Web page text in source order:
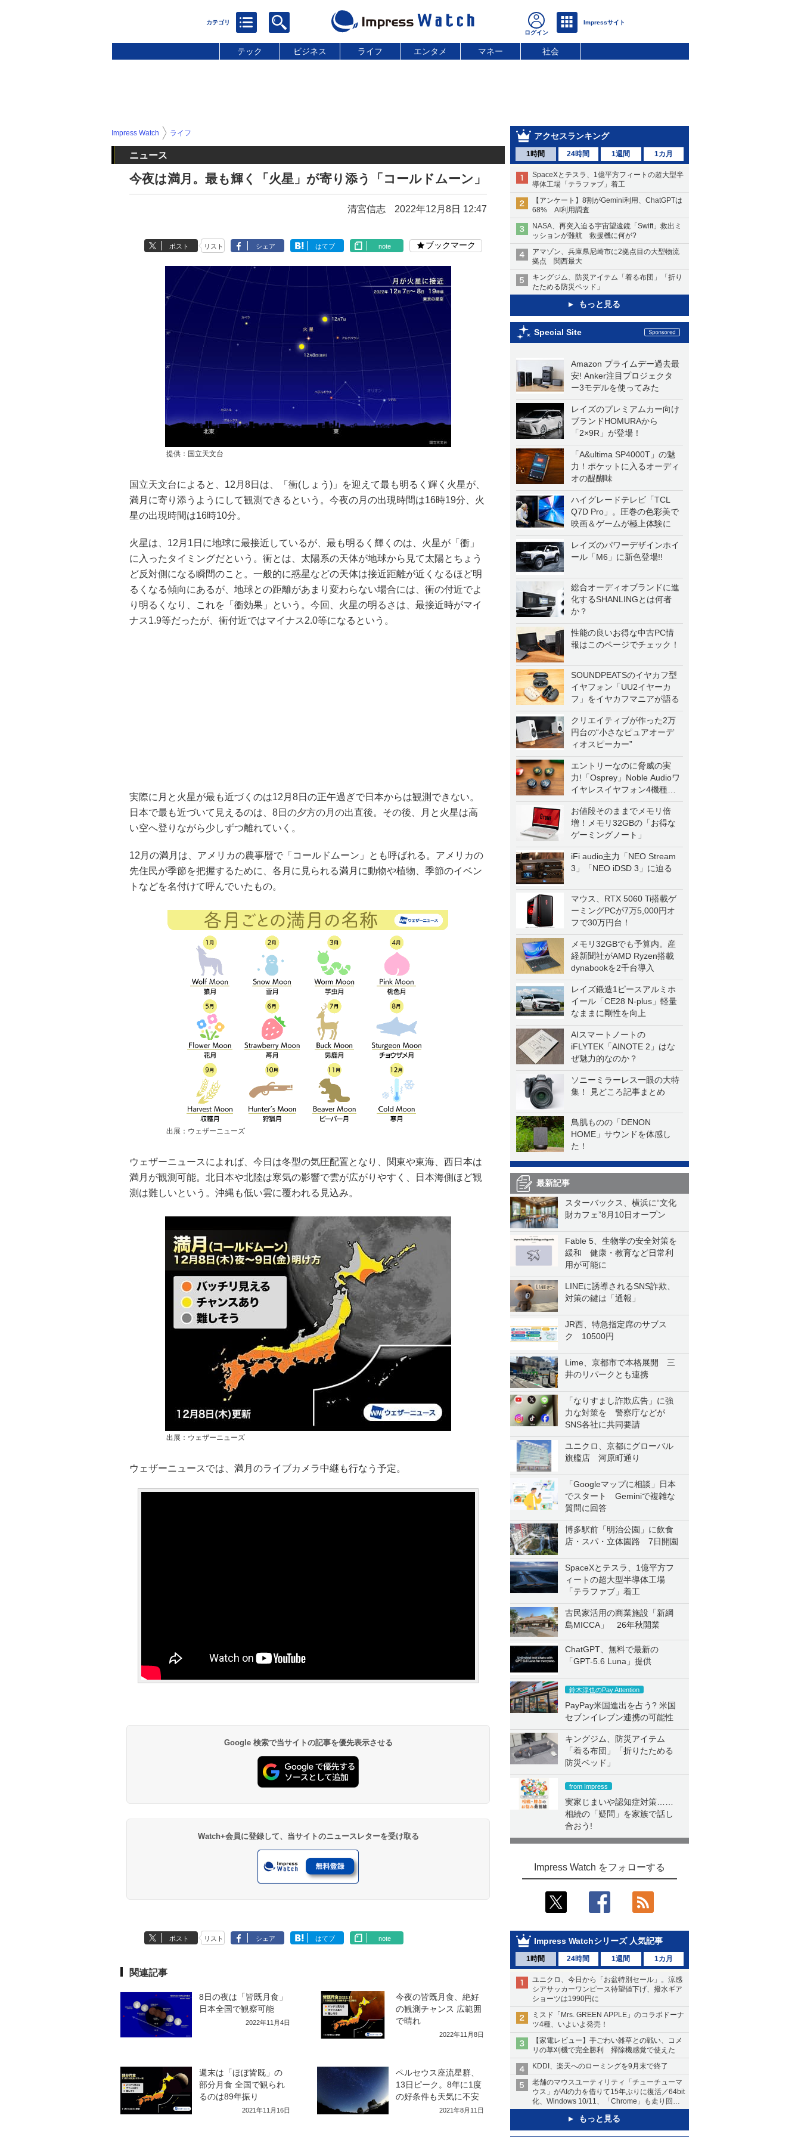
テック ビジネス ライフ エンタメ マネー 社会
アクセスランキング
1時間 24時間 1週間 1カ月
SpaceXとテスラ、1億平方フィートの超大型半
導体工場「テラファブ」着工
【アンケート】8割がGemini利用、ChatGPTは
68% AI利用調査
NASA、再突入迫る宇宙望遠鏡「Swift」救出ミ
ッションが難航 救援機に何が?
アマゾン、兵庫県尼崎市に2拠点目の大型物流
拠点 関西最大
キングジム、防災アイテム「着る布団」「折り
たためる防災ベッド」
もっと見る
Special Site
Amazon プライムデー過去最
安! Anker注目プロジェクタ
ー3モデルを使ってみた
レイズのプレミアムカー向け
ブランドHOMURAから
「2×9R」が登場！
「A&ultima SP4000T」の魅
力！ポケットに入るオーディ
オの醍醐味
ハイグレードテレビ「TCL
Q7D Pro」。圧巻の色彩美で
映画＆ゲームが極上体験に
レイズのパワーデザインホイ
ール「M6」に新色登場!!
総合オーディオブランドに進
化するSHANLINGとは何者
か？
性能の良いお得な中古PC情
報はこのページでチェック！
SOUNDPEATSのイヤカフ型
イヤフォン「UU2イヤーカ
フ」をイヤカフマニアが語る
クリエイティブが作った2万
円台の“小さなピュアオーデ
ィオスピーカー”
エントリーなのに脅威の実
力!「Osprey」Noble Audioワ
イヤレスイヤフォン4機種を
一気に聴く
お値段そのままでメモリ倍
増！メモリ32GBの「お得な
ゲーミングノート」
iFi audio主力「NEO Stream
3」「NEO iDSD 3」に迫る
マウス、RTX 5060 Ti搭載ゲ
ーミングPCが7万5,000円オ
フで30万円台！
メモリ32GBでも予算内。産
経新聞社がAMD Ryzen搭載
dynabookを2千台導入
レイズ鍛造1ピースアルミホ
イール「CE28 N-plus」軽量
なままに剛性を向上
AIスマートノートの
iFLYTEK「AINOTE 2」はな
ぜ魅力的なのか？
ソニーミラーレス一眼の大特
集！ 見どころ記事まとめ
鳥肌ものの「DENON
HOME」サウンドを体感し
た！
最新記事
スターバックス、横浜に“文化
財カフェ”8月10日オープン
Fable 5、生物学の安全対策を
緩和 健康・教育など日常利
用が可能に
LINEに誘導されるSNS詐欺、
対策の鍵は「通報」
JR西、特急指定席のサブス
ク 10500円
Lime、京都市で本格展開 三
井のリパークとも連携
「なりすまし詐欺広告」に強
力な対策を 警察庁などが
SNS各社に共同要請
ユニクロ、京都にグローバル
旗艦店 河原町通り
「Googleマップに相談」日本
でスタート Geminiで複雑な
質問に回答
博多駅前「明治公園」に飲食
店・スパ・立体園路 7日開園
SpaceXとテスラ、1億平方フ
ィートの超大型半導体工場
「テラファブ」着工
古民家活用の商業施設「新綱
島MICCA」 26年秋開業
ChatGPT、無料で最新の
「GPT-5.6 Luna」提供
鈴木淳也のPay Attention
PayPay米国進出を占う? 米国
セブンイレブン連携の可能性
キングジム、防災アイテム
「着る布団」「折りたためる
防災ベッド」
from Impress
実家じまいや認知症対策……
相続の「疑問」を家族で話し
合おう!
Impress Watch をフォローする
Impress Watchシリーズ 人気記事
1時間 24時間 1週間 1カ月
ユニクロ、今日から「お盆特別セール」。涼感
シアサッカーワンピース待望値下げ、撥水ギア
ショーツは1990円に
ミスド「Mrs. GREEN APPLE」のコラボドーナ
ツ4種、いよいよ発売！
【家電レビュー】手ごわい雑草との戦い、コメ
リの草刈機で完全勝利 掃除機感覚で使えた
KDDI、楽天へのローミングを9月末で終了
老舗のマウスユーティリティ「チューチューマ
ウス」がAIの力を借りて15年ぶりに復活／64bit
化、Windows 10/11、「Chrome」も走り回
る。復活記念で2026年末まで500円
もっと見る
Impress Watch ライフ
ニュース
今夜は満月。最も輝く「火星」が寄り添う「コールドムーン」
清宮信志 2022年12月8日 12:47
ポスト リスト シェア はてブ note ブックマーク
提供：国立天文台
国立天文台によると、12月8日は、「衝(しょう)」を迎えて最も明るく輝く火星が、
満月に寄り添うようにして観測できるという。今夜の月の出現時間は16時19分、火
星の出現時間は16時10分。
火星は、12月1日に地球に最接近しているが、最も明るく輝くのは、火星が「衝」
に入ったタイミングだという。衝とは、太陽系の天体が地球から見て太陽とちょう
ど反対側になる瞬間のこと。一般的に惑星などの天体は接近距離が近くなるほど明
るくなる傾向にあるが、地球との距離があまり変わらない場合には、衝の付近でよ
り明るくなり、これを「衝効果」という。今回、火星の明るさは、最接近時がマイ
ナス1.9等だったが、衝付近ではマイナス2.0等になるという。
実際に月と火星が最も近づくのは12月8日の正午過ぎで日本からは観測できない。
日本で最も近づいて見えるのは、8日の夕方の月の出直後。その後、月と火星は高
い空へ登りながら少しずつ離れていく。
12月の満月は、アメリカの農事暦で「コールドムーン」とも呼ばれる。アメリカの
先住民が季節を把握するために、各月に見られる満月に動物や植物、季節のイベン
トなどを名付けて呼んでいたもの。
出展：ウェザーニューズ
ウェザーニュースによれば、今日は冬型の気圧配置となり、関東や東海、西日本は
満月が観測可能。北日本や北陸は寒気の影響で雲が広がりやすく、日本海側ほど観
測は難しいという。沖縄も低い雲に覆われる見込み。
出展：ウェザーニューズ
ウェザーニュースでは、満月のライブカメラ中継も行なう予定。
Google 検索で当サイトの記事を優先表示させる
Watch+会員に登録して、当サイトのニュースレターを受け取る
ポスト リスト シェア はてブ note
関連記事
8日の夜は「皆既月食」
日本全国で観察可能
2022年11月4日
今夜の皆既月食、絶好
の観測チャンス 広範囲
で晴れ
2022年11月8日
週末は「ほぼ皆既」の
部分月食 全国で観られ
るのは89年振り
2021年11月16日
ペルセウス座流星群、
13日ピーク。8年に1度
の好条件も天気に不安
2021年8月11日